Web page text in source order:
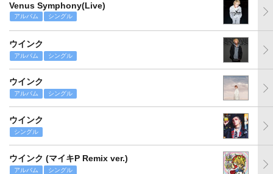
Venus Symphony(Live)
アルバム シングル
ウインク
アルバム シングル
ウインク
アルバム シングル
ウインク
シングル
ウインク (マイキP Remix ver.)
アルバム シングル